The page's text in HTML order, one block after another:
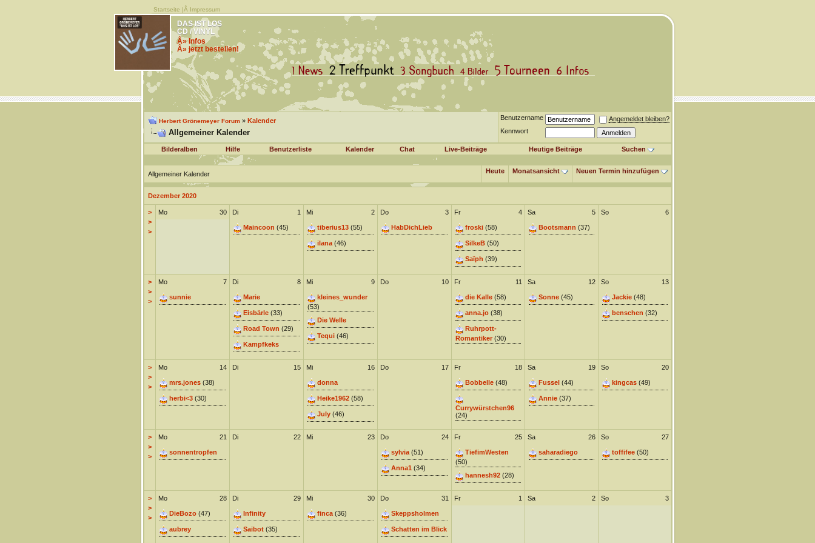
Startseite |Â Impressum
DAS IST LOS
CD / VINYL
Â» Infos
Â» jetzt bestellen!
Herbert Grönemeyer Forum» Kalender
Allgemeiner Kalender
Benutzername
Angemeldet bleiben?
Kennwort
Bilderalben Hilfe Benutzerliste Kalender Chat Live-Beiträge Heutige Beiträge Suchen
Allgemeiner Kalender Heute Monatsansicht Neuen Termin hinzufügen
Dezember 2020
>
>
>
30
Mo 1
Di
Maincoon (45)
2
Mi
tiberius13(55)
ilana(46)
3
Do
HabDichLieb
4
Fr
froski(58)
SilkeB(50)
Saïph (39)
5
Sa
Bootsmann (37)
6
So
>
>
>
7
Mo
sunnie
8
Di
Marie
Eisbärle(33)
Road Town (29)
Kampfkeks
9
Mi
kleines_wunder
(53)
Die Welle
Tequi(46)
10
Do 11
Fr
die Kalle(58)
anna.jo(38)
Ruhrpott-
Romantiker(30)
12
Sa
Sonne(45)
13
So
Jackie(48)
benschen (32)
>
>
>
14
Mo
mrs.jones(38)
herbi<3(30)
15
Di 16
Mi
donna
Heike1962(58)
July(46)
17
Do 18
Fr
Bobbelle(48)
Currywürstchen96
(24)
19
Sa
Fussel (44)
Annie(37)
20
So
kingcas(49)
>
>
>
21
Mo
sonnentropfen
22
Di 23
Mi 24
Do
sylvia(51)
Anna1(34)
25
Fr
TiefimWesten
(50)
hannesh92(28)
26
Sa
saharadiego
27
So
toffifee(50)
>
>
>
28
Mo
DieBozo(47)
aubrey
29
Di
Infinity
Saibot(35)
30
Mi
finca(36)
31
Do
Skeppsholmen
Schatten im Blick
1
Fr 2
Sa 3
So